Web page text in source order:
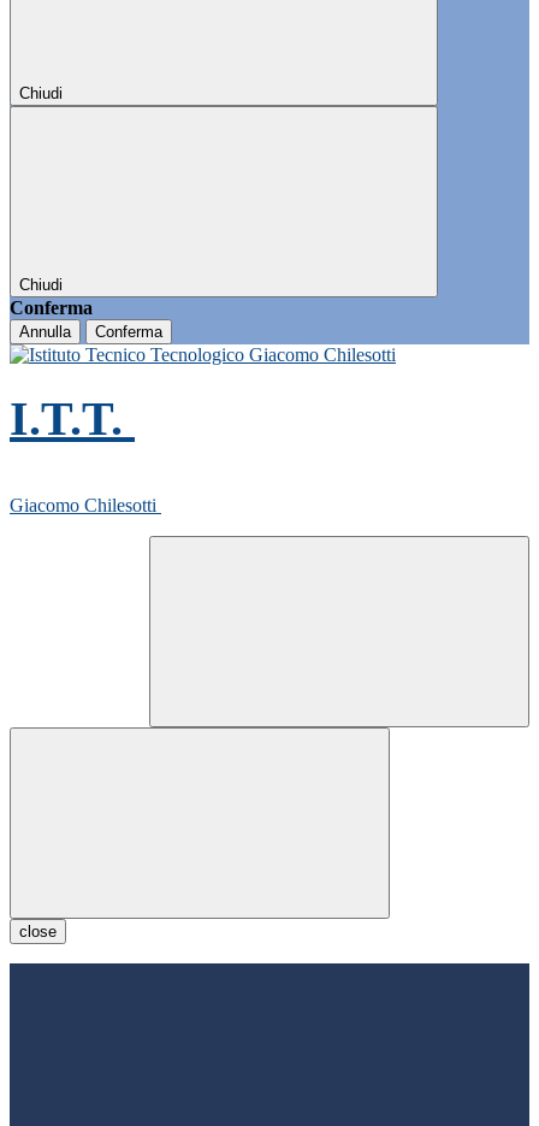
Chiudi
Chiudi
Conferma
Annulla Conferma
I.T.T.
Giacomo Chilesotti
close